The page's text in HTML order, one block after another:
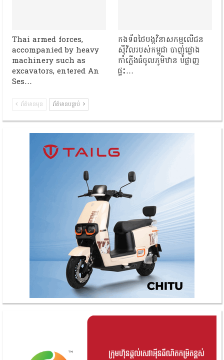
Thai armed forces,
accompanied by heavy
machinery such as
excavators, entered An
Ses…
កងទ័ពថៃបង្កវិនាសកម្មលើជន
ស៊ីវិលរបស់កម្ពុជា បាញ់ផ្លោង
កាំភ្លើងធំចូលភូមិឋាន បំផ្លាញ
ផ្ទះ…
ព័ត៌មានមុន ព័ត៌មានបន្ទាប់